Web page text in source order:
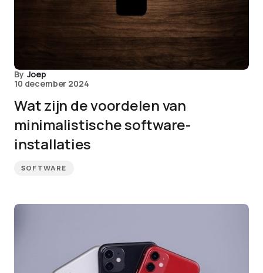
By Joep
10 december 2024
Wat zijn de voordelen van
minimalistische software-
installaties
SOFTWARE